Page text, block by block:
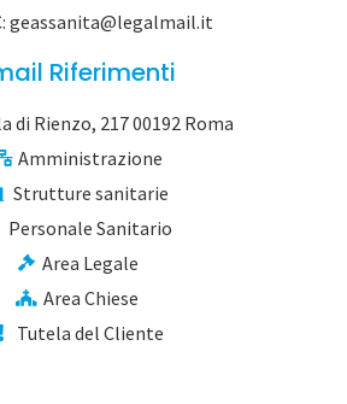
geassanita@legalmail.it
Riferimenti
di Rienzo, 217 00192 Roma
Amministrazione
Strutture sanitarie
Personale Sanitario
Area Legale
Area Chiese
Tutela del Cliente